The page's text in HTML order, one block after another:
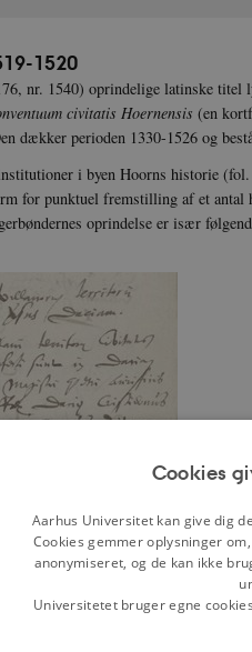
1520
nr. 1540) oprindelige latinske titel
civitatis Hoernensis (en
dækker perioden 1330-1526 og
i byen Hoorns historie
for punktuel fremstilling af et antal
oprindelse er især
Ecclesiarum et Conventuum civitatis
176, inv. nr. 1540, scan 94)
oversættelse
Cookies
Aarhus Universitet kan give dig
Cookies gemmer oplysninger
anonymiseret, og de kan ikke
Universitetet bruger egne